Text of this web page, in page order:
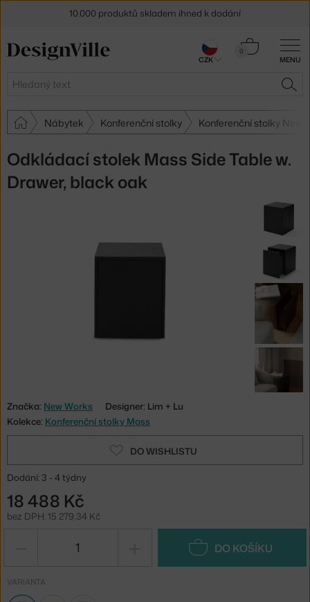
MENU
Hledat
0
Košík
Nábytek Konferenční stolky Konferenční stolky New
Odkládací stolek Mass Side Table w.
Drawer, black oak
Značka: New Works
Designer: Lim + Lu
Kolekce: Konferenční stolky Mass
DO WISHLISTU
Dodání: 3 - 4 týdny
18 488 Kč
bez DPH: 15 279,34 Kč
DO KOŠÍKU
VARIANTA
10.000 produktů skladem ihned k dodání
Sleva 5 % pro odběratele
CZK